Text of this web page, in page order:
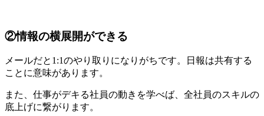
②情報の横展開ができる
メールだと1:1のやり取りになりがちです。日報は共有する
ことに意味があります。
また、仕事がデキる社員の動きを学べば、全社員のスキルの
底上げに繋がります。